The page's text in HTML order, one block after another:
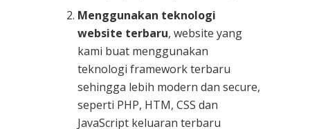
Menggunakan teknologi
website terbaru, website yang
kami buat menggunakan
teknologi framework terbaru
sehingga lebih modern dan secure,
seperti PHP, HTM, CSS dan
JavaScript keluaran terbaru